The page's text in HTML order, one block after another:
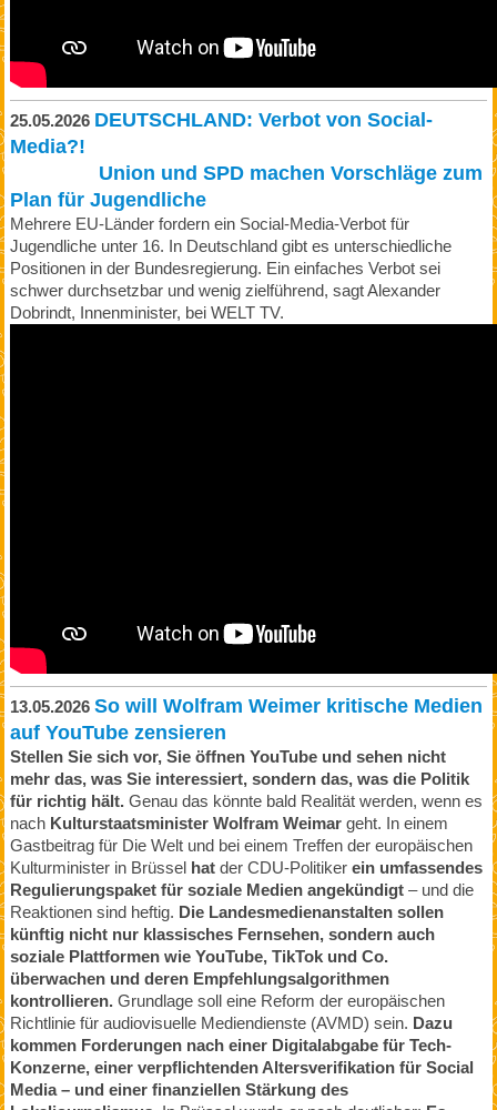
25.05.2026 DEUTSCHLAND: Verbot von Social-
Media?!
Union und SPD machen Vorschläge zum
Plan für Jugendliche
Mehrere EU-Länder fordern ein Social-Media-Verbot für
Jugendliche unter 16. In Deutschland gibt es unterschiedliche
Positionen in der Bundesregierung. Ein einfaches Verbot sei
schwer durchsetzbar und wenig zielführend, sagt Alexander
Dobrindt, Innenminister, bei WELT TV.
13.05.2026 So will Wolfram Weimer kritische Medien
auf YouTube zensieren
Stellen Sie sich vor, Sie öffnen YouTube und sehen nicht
mehr das, was Sie interessiert, sondern das, was die Politik
für richtig hält.Genau das könnte bald Realität werden, wenn es
nach Kulturstaatsminister Wolfram Weimargeht. In einem
Gastbeitrag für Die Welt und bei einem Treffen der europäischen
Kulturminister in Brüssel hatder CDU-Politiker ein umfassendes
Regulierungspaket für soziale Medien angekündigt– und die
Reaktionen sind heftig. Die Landesmedienanstalten sollen
künftig nicht nur klassisches Fernsehen, sondern auch
soziale Plattformen wie YouTube, TikTok und Co.
überwachen und deren Empfehlungsalgorithmen
kontrollieren.Grundlage soll eine Reform der europäischen
Richtlinie für audiovisuelle Mediendienste (AVMD) sein. Dazu
kommen Forderungen nach einer Digitalabgabe für Tech-
Konzerne, einer verpflichtenden Altersverifikation für Social
Media – und einer finanziellen Stärkung des